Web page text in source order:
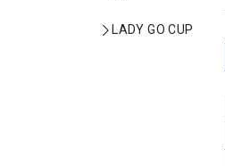
LADY GO CUP